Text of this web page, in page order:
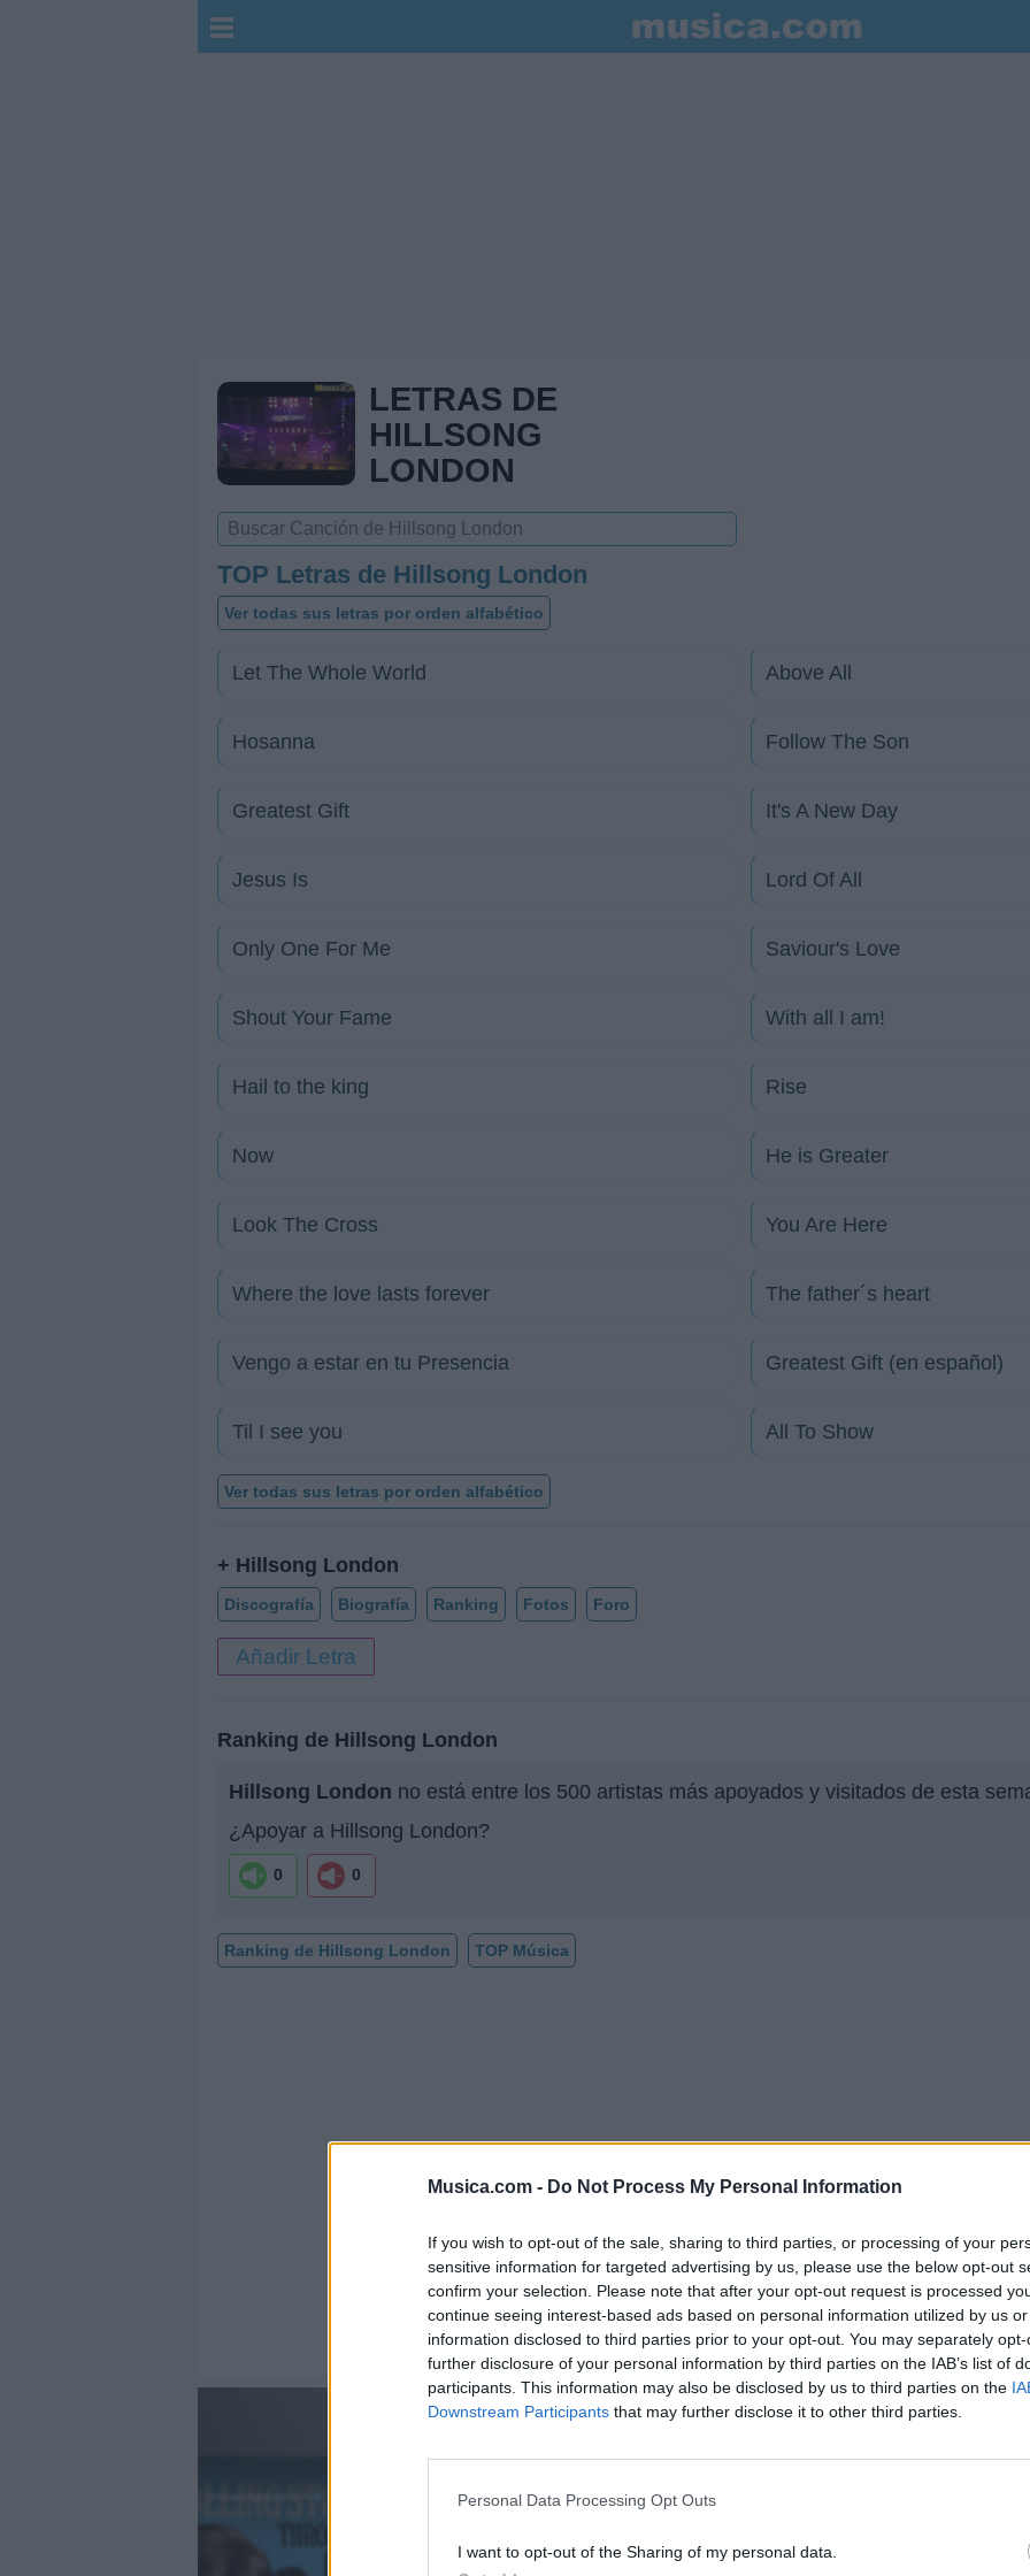
Musica.com - Do Not Process My Personal Information
If you wish to opt-out of the sale, sharing to third parties, or processing of your
sensitive information for targeted advertising by us, please use the below opt-out
confirm your selection. Please note that after your opt-out request is processed
continue seeing interest-based ads based on personal information utilized by us
information disclosed to third parties prior to your opt-out. You may separately
further disclosure of your personal information by third parties on the IAB’s list of
participants. This information may also be disclosed by us to third parties on the
Downstream Participants that may further disclose it to other third parties.
Personal Data Processing Opt Outs
I want to opt-out of the Sharing of my personal data.
LETRAS DE
HILLSONG
LONDON
TOP Letras de Hillsong London
Ver todas sus letras por orden alfabético
Let The Whole World Above All
Hosanna Follow The Son
Greatest Gift It's A New Day
Jesus Is Lord Of All
Only One For Me Saviour's Love
Shout Your Fame With all I am!
Hail to the king Rise
Now He is Greater
Look The Cross You Are Here
Where the love lasts forever The father´s heart
Vengo a estar en tu Presencia Greatest Gift (en español)
Til I see you All To Show
Ver todas sus letras por orden alfabético
+ Hillsong London
Discografía Biografía Ranking Fotos Foro
Añadir Letra
Ranking de Hillsong London
Hillsong London no está entre los 500 artistas más apoyados y visitados de esta
¿Apoyar a Hillsong London?
0 0
Ranking de Hillsong London TOP Música